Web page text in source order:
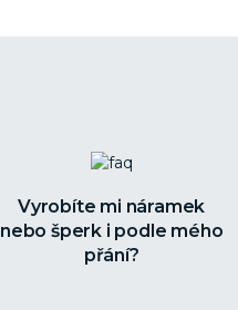
Vyrobíte mi náramek
nebo šperk i podle mého
přání?